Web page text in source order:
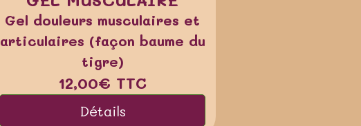
Gel douleurs musculaires et
articulaires (façon baume du
tigre)
12,00€ TTC
Détails